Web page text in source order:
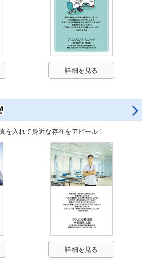
詳細を見る
を入れて身近な存在をアピール！
詳細を見る